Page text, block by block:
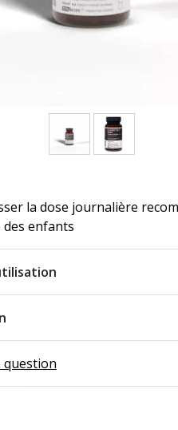
la dose journalière
enfants
question